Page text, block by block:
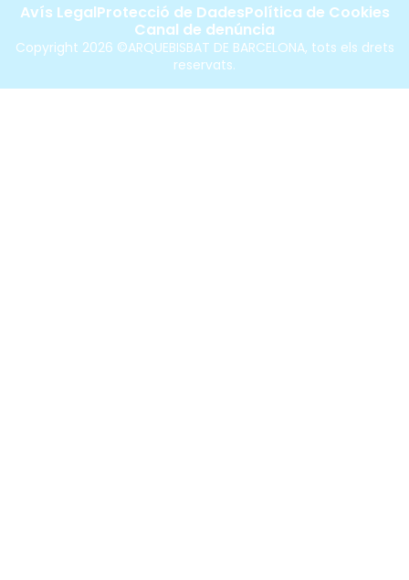
Copyright 2026 ©ARQUEBISBAT DE BARCELONA, tots els drets
reservats.
Avís LegalProtecció de DadesPolítica de Cookies
Canal de denúncia